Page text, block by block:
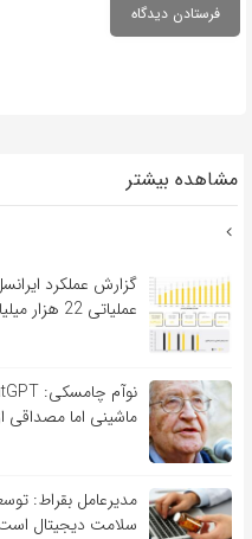
مشاهده بیشتر
عملیاتی 22 هزار میلیارد تومانی در یک سال
ماشینی اما مصداقی
مدیرعامل بقراط:
سلامت دیجیتال